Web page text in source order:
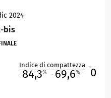
2024
bis
Indice di compattezza
84,3% 69,6% 0